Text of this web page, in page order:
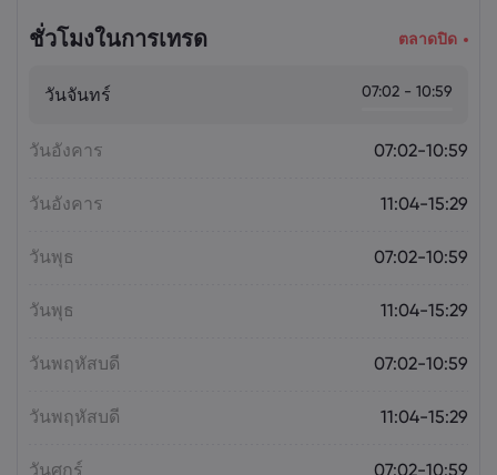
ชั่วโมงในการเทรด ตลาดปิด
วันจันทร์ 07:02 - 10:59
วันอังคาร 07:02-10:59
วันอังคาร 11:04-15:29
วันพุธ 07:02-10:59
วันพุธ 11:04-15:29
วันพฤหัสบดี 07:02-10:59
วันพฤหัสบดี 11:04-15:29
วันศุกร์ 07:02-10:59